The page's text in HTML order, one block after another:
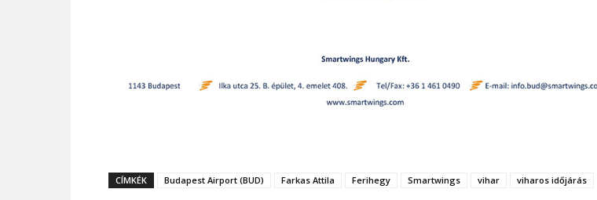
CÍMKÉK Budapest Airport (BUD) Farkas Attila Ferihegy Smartwings vihar viharos időjárás